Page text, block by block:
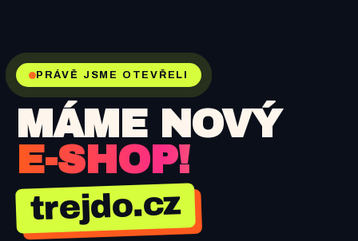
PRÁVĚ JSME OTEVŘELI
MÁME NOVÝ
E-SHOP!
trejdo.cz